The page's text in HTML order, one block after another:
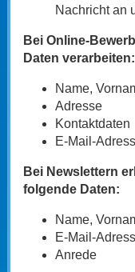
Nachricht an
Bei Online-
Daten verarbeiten:
Name,
Adresse
Kontaktdaten
E-Mail-
Bei Newslettern
folgende Daten:
Name,
E-Mail-
Anrede